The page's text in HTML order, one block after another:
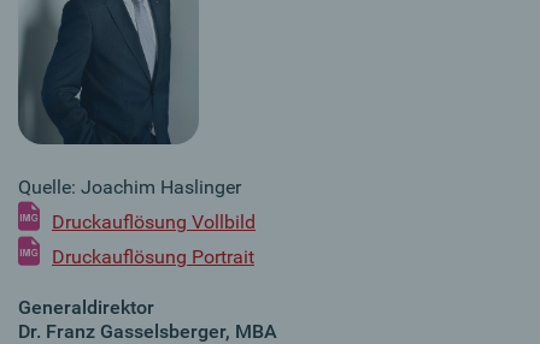
Quelle: Joachim Haslinger
Druckauflösung Vollbild
Druckauflösung Portrait
Generaldirektor
Dr. Franz Gasselsberger, MBA